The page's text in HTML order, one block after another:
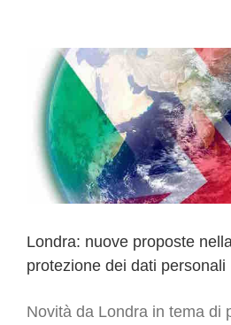
–
Il
Sole
Ore
Londra: nuove proposte
protezione dei dati personali
Novità da Londra in tema di